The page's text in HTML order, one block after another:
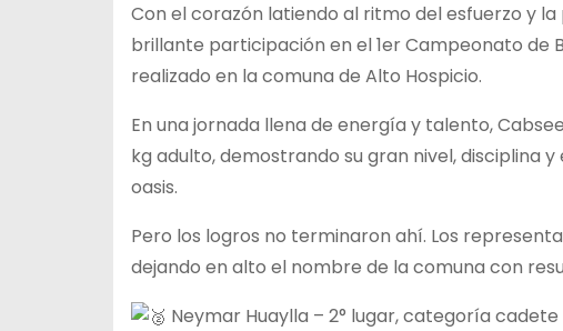
Con el corazón latiendo al ritmo del esfuerzo y la
brillante participación en el 1er Campeonato de
realizado en la comuna de Alto Hospicio.
En una jornada llena de energía y talento,
kg adulto, demostrando su gran nivel, disciplina
oasis.
Pero los logros no terminaron ahí. Los
dejando en alto el nombre de la comuna con
Neymar Huaylla – 2° lugar, categoría cadete